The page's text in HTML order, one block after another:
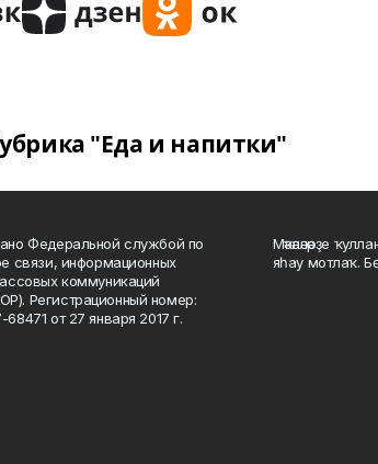
"Еда и напитки"
Федеральной службой по
связи, информационных
коммуникаций
Регистрационный номер:
от 27 января 2017 г.
Мәҡәләләрҙе
яһау мотлаҡ.